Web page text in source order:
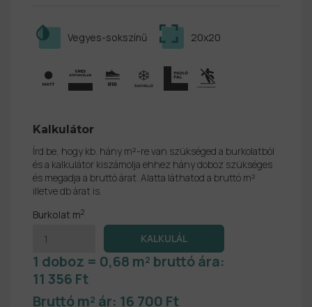
20x20
Vegyes-sokszínű
Kalkulátor
Írd be, hogy kb. hány m²-re van szükséged a burkolatból
és a kalkulátor kiszámolja ehhez hány doboz szükséges
és megadja a bruttó árat. Alatta láthatod a bruttó m²
illetve db árat is.
Burkolat m2
1 doboz = 0,68 m² bruttó ára:
11 356 Ft
Bruttó m² ár: 16 700 Ft